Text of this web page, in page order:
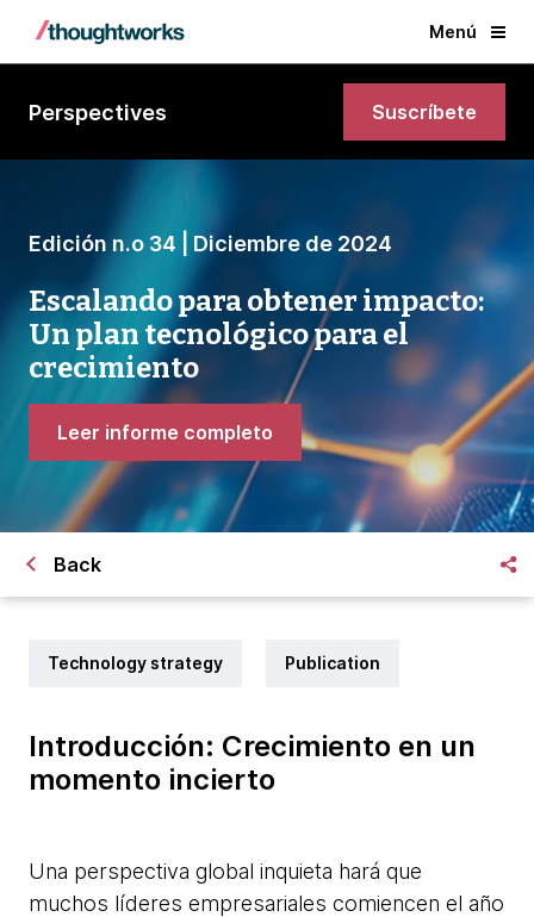
Menú
Perspectives Suscríbete
Edición n.o 34 | Diciembre de 2024
Escalando para obtener impacto:
Un plan tecnológico para el
crecimiento
Leer informe completo
Back
Technology strategy Publication
Introducción: Crecimiento en un
momento incierto
Una perspectiva global inquieta hará que
muchos líderes empresariales comiencen el año